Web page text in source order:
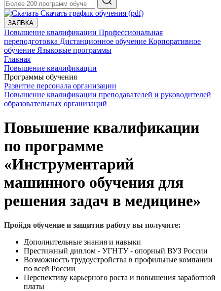
Скачать график обучения (pdf)
ЗАЯВКА
Повышение квалификации Профессиональная
переподготовка Дистанционное обучение Корпоративное
обучение Языковые программы
Главная
Повышение квалификации
Программы обучения
Развитие персонала организации
Повышение квалификации преподавателей и руководителей
образовательных организаций
Повышение квалификации
по программе
«Инструментарий
машинного обучения для
решения задач в медицине»
Пройдя обучение и защитив работу вы получите:
Дополнительные знания и навыки
Престижный диплом - УГНТУ - опорный ВУЗ России
Возможность трудоустройства в профильные компании
по всей России
Перспективу карьерного роста и повышения заработной
платы